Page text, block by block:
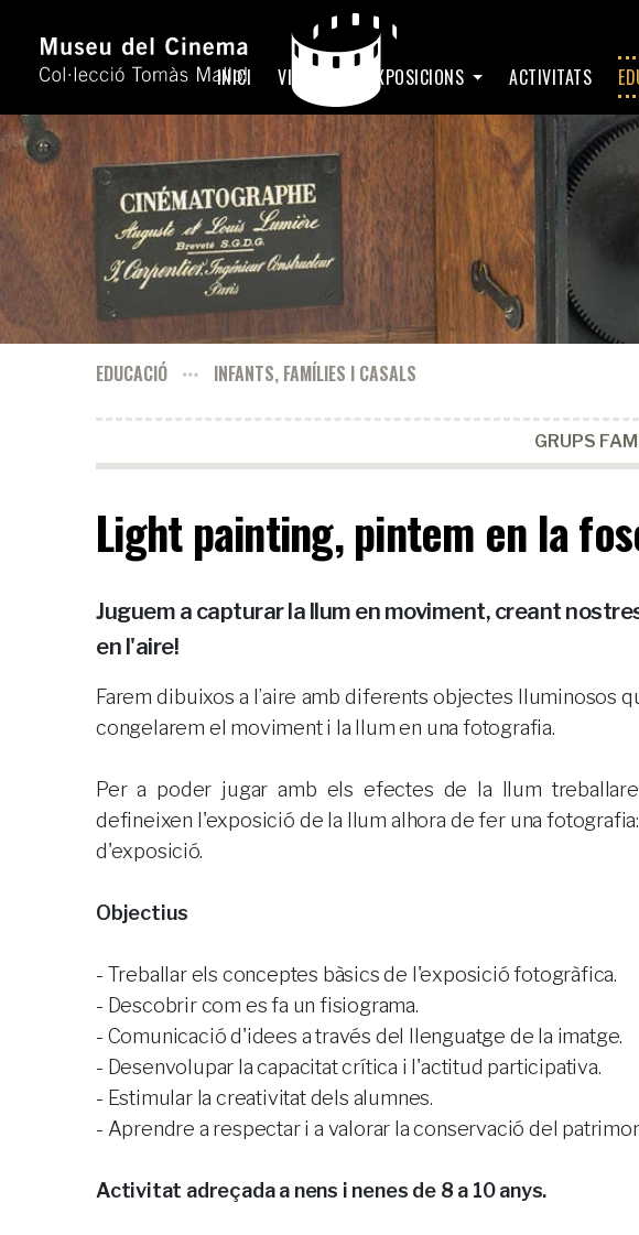
INICI VISITA EXPOSICIONS ACTIVITATS
EDUCACIÓ INFANTS, FAMÍLIES I CASALS
GRUPS
Light painting, pintem en la
Juguem a capturar la llum en moviment, creant
en l'aire!
Farem dibuixos a l’aire amb diferents objectes lluminosos
congelarem el moviment i la llum en una fotografia.
Per a poder jugar amb els efectes de la llum
defineixen l'exposició de la llum alhora de fer una
d'exposició.
Objectius
- Treballar els conceptes bàsics de l'exposició fotogràfica.
- Descobrir com es fa un fisiograma.
- Comunicació d'idees a través del llenguatge de la imatge.
- Desenvolupar la capacitat crítica i l'actitud participativa.
- Estimular la creativitat dels alumnes.
- Aprendre a respectar i a valorar la conservació del
Activitat adreçada a nens i nenes de 8 a 10 anys.